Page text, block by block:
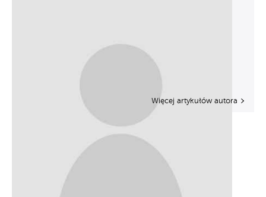
Więcej artykułów autora